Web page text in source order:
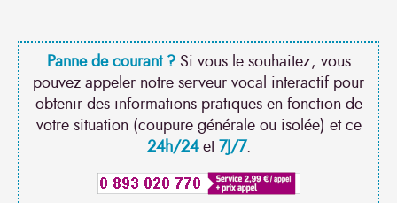
Panne de courant ?Si vous le souhaitez, vous
pouvez appeler notre serveur vocal interactif pour
obtenir des informations pratiques en fonction de
votre situation (coupure générale ou isolée) et ce
24h/24et7J/7.